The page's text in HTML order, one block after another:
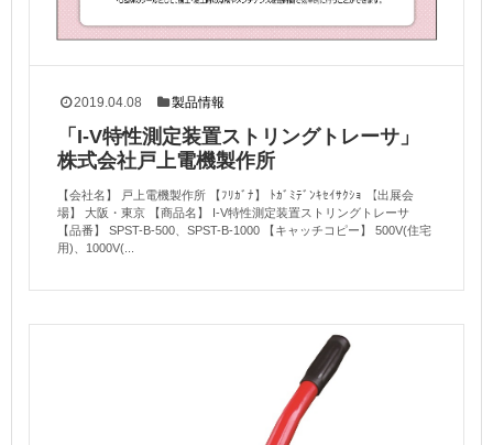
2019.04.08 製品情報
「I-V特性測定装置ストリングトレーサ」
株式会社戸上電機製作所
【会社名】 戸上電機製作所 【ﾌﾘｶﾞﾅ】 ﾄｶﾞﾐﾃﾞﾝｷｾｲｻｸｼｮ 【出展会
場】 大阪・東京 【商品名】 I-V特性測定装置ストリングトレーサ
【品番】 SPST-B-500、SPST-B-1000 【キャッチコピー】 500V(住宅
用)、1000V(...